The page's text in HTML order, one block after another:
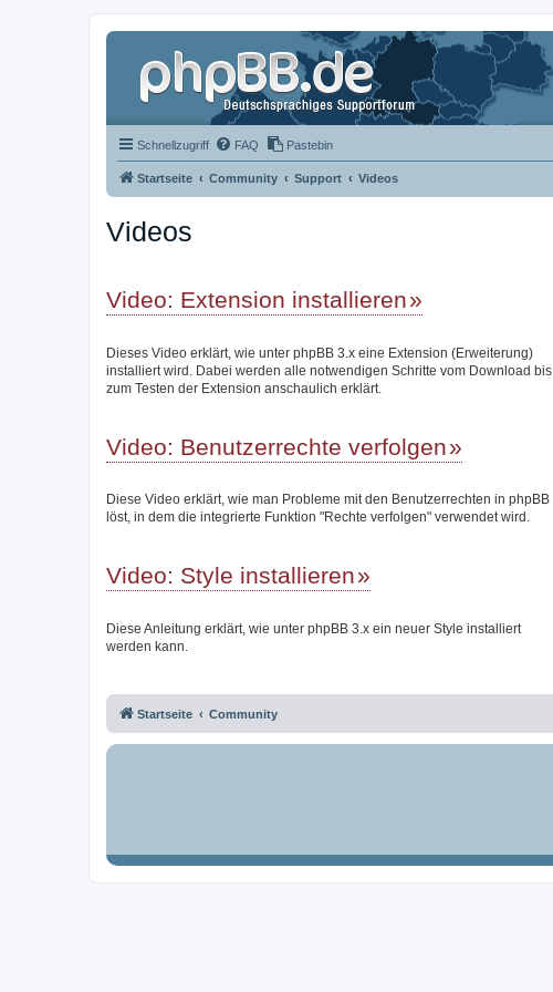
Schnellzugriff FAQ Pastebin
Startseite Community Support Videos
Videos
Video: Extension installieren
Dieses Video erklärt, wie unter phpBB 3.x eine Extension (Erweiterung)
installiert wird. Dabei werden alle notwendigen Schritte vom Download bis
zum Testen der Extension anschaulich erklärt.
Video: Benutzerrechte verfolgen
Diese Video erklärt, wie man Probleme mit den Benutzerrechten in phpBB
löst, in dem die integrierte Funktion "Rechte verfolgen" verwendet wird.
Video: Style installieren
Diese Anleitung erklärt, wie unter phpBB 3.x ein neuer Style installiert
werden kann.
Startseite Community